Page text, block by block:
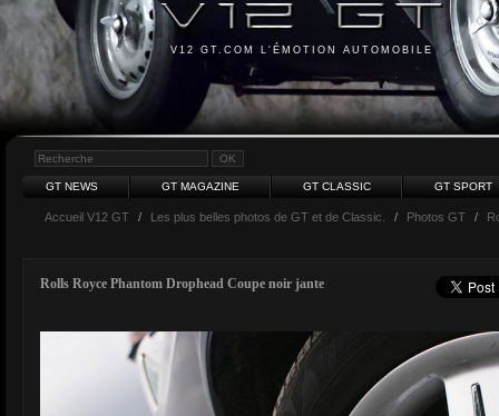
V12 GT.COM L'ÉMOTION AUTOMOBILE
GT NEWS GT MAGAZINE GT CLASSIC GT SPORT
Accueil V12 GT / Les plus belles photos de GT et de Classic. / Photos GT /
Rolls Royce Phantom Drophead Coupe noir jante